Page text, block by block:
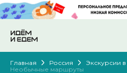
Главная Россия
Экскурсии
Необычные маршруты